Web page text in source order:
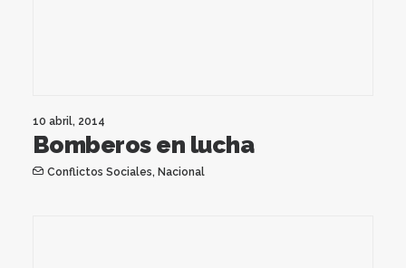
10 abril, 2014
Bomberos en lucha
Conflictos Sociales, Nacional